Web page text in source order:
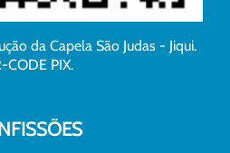
da Capela São Judas - Jiqui.
CODE PIX.